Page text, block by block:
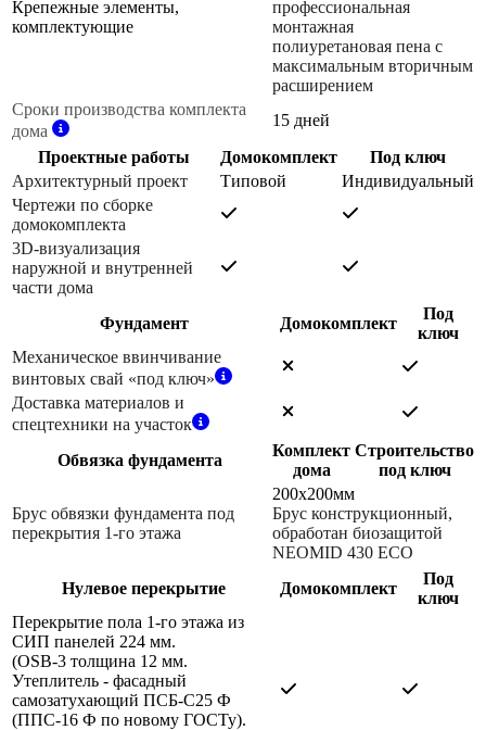
Крепежные элементы,
комплектующие
профессиональная
монтажная
полиуретановая пена с
максимальным вторичным
расширением
Сроки производства комплекта
дома
15 дней
Проектные работы
Домокомплект
Под ключ
Архитектурный проект
Типовой
Индивидуальный
Чертежи по сборке
домокомплекта
3D-визуализация
наружной и внутренней
части дома
Фундамент
Домокомплект
Под
ключ
Механическое ввинчивание
винтовых свай «под ключ»
Доставка материалов и
спецтехники на участок
Обвязка фундамента
Комплект
дома
Строительство
под ключ
Брус обвязки фундамента под
перекрытия 1-го этажа
200х200мм
Брус конструкционный,
обработан биозащитой
NEOMID 430 ЕСО
Нулевое перекрытие
Домокомплект
Под
ключ
Перекрытие пола 1-го этажа из
СИП панелей 224 мм.
(OSB-3 толщина 12 мм.
Утеплитель - фасадный
самозатухающий ПСБ-С25 Ф
(ППС-16 Ф по новому ГОСТу).